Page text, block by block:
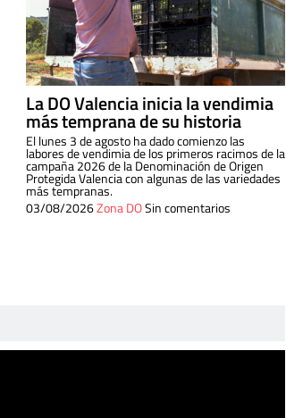
La DO Valencia inicia la vendimia
más temprana de su historia
El lunes 3 de agosto ha dado comienzo las
labores de vendimia de los primeros racimos de la
campaña 2026 de la Denominación de Origen
Protegida Valencia con algunas de las variedades
más tempranas.
03/08/2026Zona DOSin comentarios